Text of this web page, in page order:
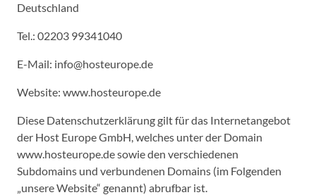
Deutschland
Tel.: 02203 99341040
E-Mail: info@hosteurope.de
Website: www.hosteurope.de
Diese Datenschutzerklärung gilt für das Internetangebot
der Host Europe GmbH, welches unter der Domain
www.hosteurope.de sowie den verschiedenen
Subdomains und verbundenen Domains (im Folgenden
„unsere Website“ genannt) abrufbar ist.